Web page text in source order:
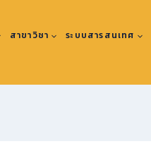
สาขาวิชา ระบบสารสนเทศ